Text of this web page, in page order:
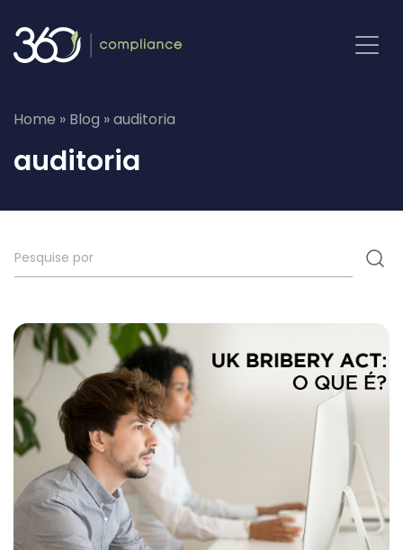
para
Home » Blog »auditoria
auditoria